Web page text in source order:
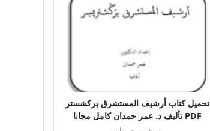
تحميل كتاب أرشيف المستشرق بركشستر
PDF تأليف د. عمر حمدان كامل مجانا